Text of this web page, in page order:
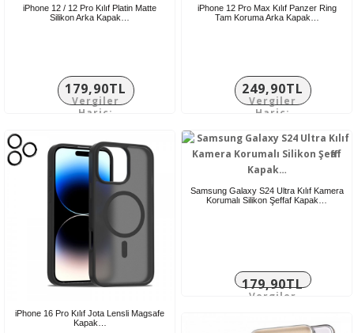
iPhone 12 / 12 Pro Kılıf Platin Matte
Silikon Arka Kapak…
179,90TL
Vergiler
Hariç:
iPhone 12 Pro Max Kılıf Panzer Ring
Tam Koruma Arka Kapak…
249,90TL
Vergiler
Hariç:
iPhone 16 Pro Kılıf Jota Lensli Magsafe
Kapak…
Samsung Galaxy S24 Ultra Kılıf Kamera
Korumalı Silikon Şeffaf Kapak…
179,90TL
Vergiler